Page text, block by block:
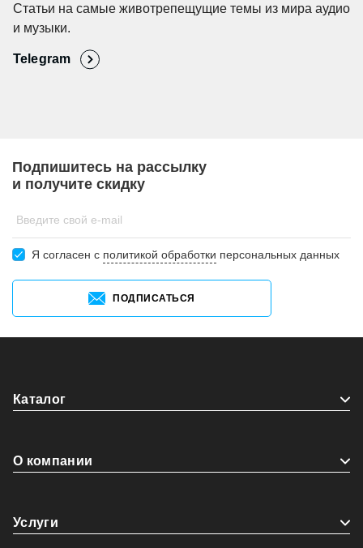
Статьи на самые животрепещущие темы из мира аудио
и музыки.
Telegram
Подпишитесь на рассылку
и получите скидку
Введите свой e-mail
Я согласен c политикой обработки персональных данных
ПОДПИСАТЬСЯ
Каталог
О компании
Услуги